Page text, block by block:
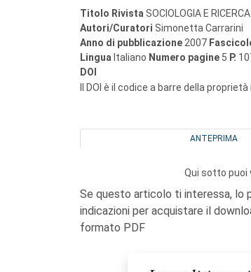
Titolo Rivista SOCIOLOGIA E
Autori/Curatori Simonetta Carrarini
Anno di pubblicazione 2007
Lingua Italiano Numero pagine 5 P.
DOI
Il DOI è il codice a barre della
ANTEPRIMA
Qui sotto puoi
Se questo articolo ti interessa, lo
indicazioni per acquistare il
formato PDF